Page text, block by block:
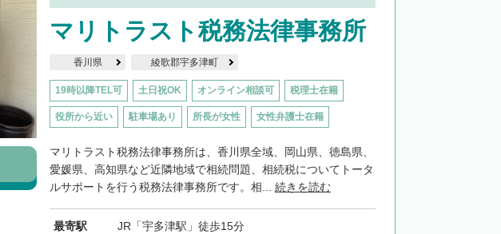
マリトラスト税務法律事務所
香川県 綾歌郡宇多津町
19時以降TEL可 土日祝OK オンライン相談可 税理士在籍
役所から近い 駐車場あり 所長が女性 女性弁護士在籍
マリトラスト税務法律事務所は、香川県全域、岡山県、徳島県、
愛媛県、高知県など近隣地域で相続問題、相続税についてトータ
ルサポートを行う税務法律事務所です。相... 続きを読む
最寄駅 JR「宇多津駅」徒歩15分